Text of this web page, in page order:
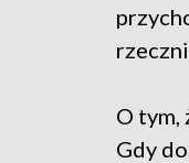
O tym,
Gdy